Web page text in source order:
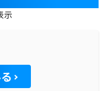
示